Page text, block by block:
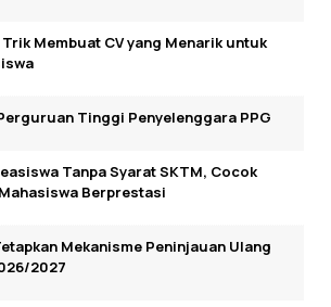
Membuat CV yang Menarik untuk
Tinggi Penyelenggara PPG
Tanpa Syarat SKTM, Cocok
Berprestasi
Mekanisme Peninjauan Ulang
2027